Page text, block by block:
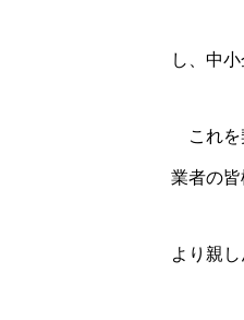
し、中
これ
業者の皆
より親